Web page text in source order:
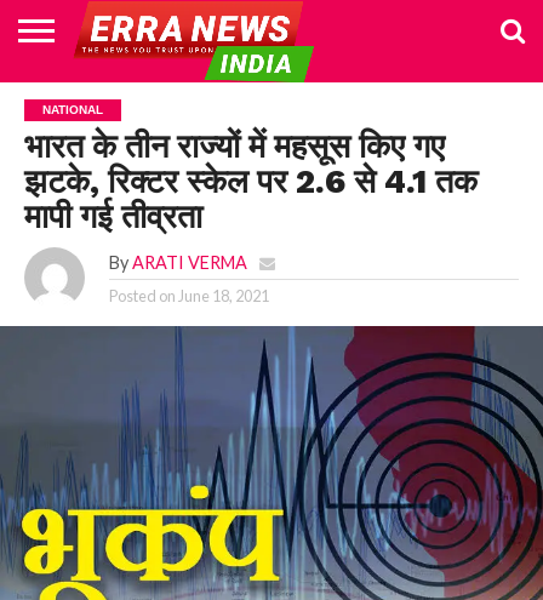
HOME
POLITICS
NEWS
BUSINESS
CULTURE
NATIONAL
SPORTS
LIFESTYLE
TRAVEL
OPINION
BREAKING
NEWS
ENTERTAINMENT
WORLD
CRIME
JOIN
US
NATIONAL
भारत के तीन राज्यों में महसूस किए गए
झटके, रिक्टर स्केल पर 2.6 से 4.1 तक
मापी गई तीव्रता
By ARATI VERMA
Posted on June 18, 2021